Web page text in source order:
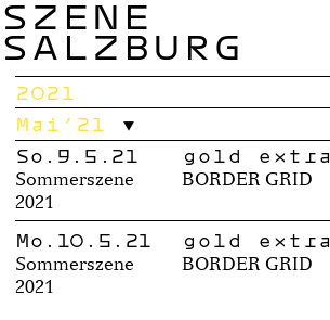
SZENE
SALZBURG
2021
Mai’21
So.9.5.21
Sommerszene
2021
gold extra
BORDER GRID
Mo.10.5.21
Sommerszene
2021
gold extra
BORDER GRID